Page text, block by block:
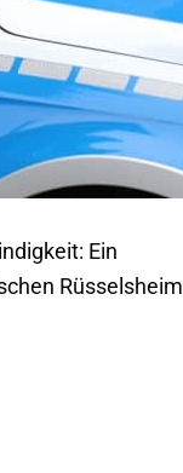
Ein
Rüsselsheim